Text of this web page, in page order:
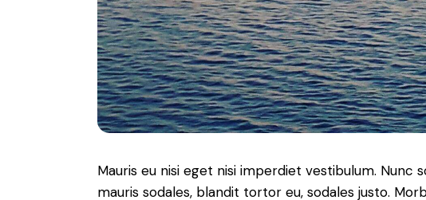
Mauris eu nisi eget nisi imperdiet vestibulum. Nunc
mauris sodales, blandit tortor eu, sodales justo.